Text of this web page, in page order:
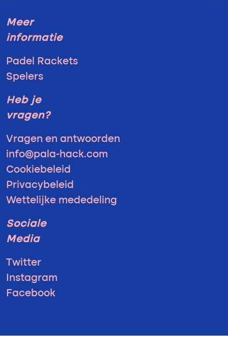
Meer
informatie
Padel Rackets
Spelers
Heb je
vragen?
Vragen en antwoorden
info@pala-hack.com
Cookiebeleid
Privacybeleid
Wettelijke mededeling
Sociale
Media
Twitter
Instagram
Facebook